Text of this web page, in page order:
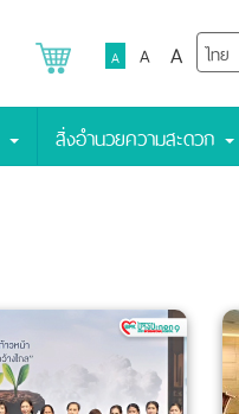
A A A
สิ่งอำนวยความสะดวก